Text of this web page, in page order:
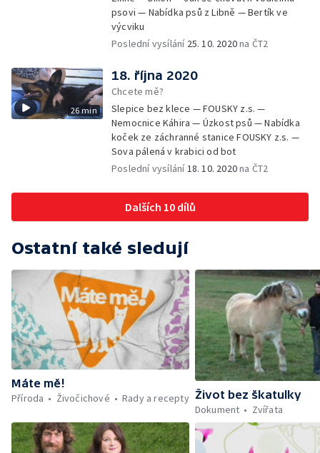
psovi — Nabídka psů z Libně — Bertík ve
výcviku
Poslední vysílání 25. 10. 2020na ČT2
26 min
18. října 2020
Chcete mě?
Slepice bez klece — FOUSKY z.s. —
Nemocnice Káhira — Úzkost psů — Nabídka
koček ze záchranné stanice FOUSKY z.s. —
Sova pálená v krabici od bot
Poslední vysílání18. 10. 2020na ČT2
Dalších 10 dílů
Ostatní také sledují
Máte mě!
Příroda
Živočichové Rady a recepty Život bez škatulky
Dokument
Zvířata